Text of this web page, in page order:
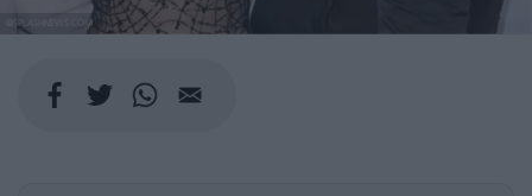
@SPLASHNEWS.COM